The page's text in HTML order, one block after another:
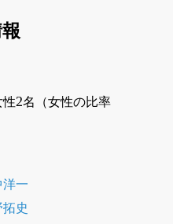
性2名（女性の比率
洋一
拓史